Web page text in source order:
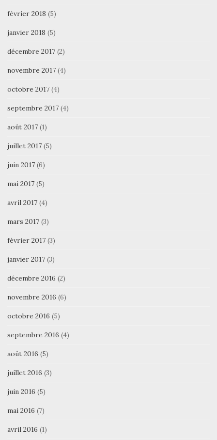
février 2018 (5)
janvier 2018 (5)
décembre 2017 (2)
novembre 2017 (4)
octobre 2017 (4)
septembre 2017 (4)
août 2017 (1)
juillet 2017 (5)
juin 2017 (6)
mai 2017 (5)
avril 2017 (4)
mars 2017 (3)
février 2017 (3)
janvier 2017 (3)
décembre 2016 (2)
novembre 2016 (6)
octobre 2016 (5)
septembre 2016 (4)
août 2016 (5)
juillet 2016 (3)
juin 2016 (5)
mai 2016 (7)
avril 2016 (1)